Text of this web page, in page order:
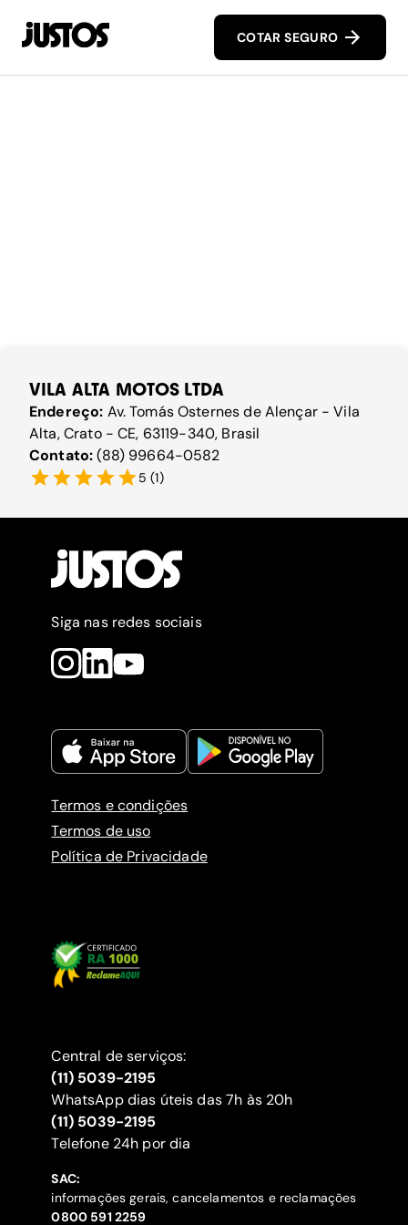
COTAR SEGURO
VILA ALTA MOTOS LTDA
Endereço: Av. Tomás Osternes de Alençar - Vila
Alta, Crato - CE, 63119-340, Brasil
Contato:(88) 99664-0582
5 (1)
Siga nas redes sociais
Termos e condições
Termos de uso
Política de Privacidade
Central de serviços:
(11) 5039-2195
WhatsApp dias úteis das 7h às 20h
(11) 5039-2195
‍Telefone 24h por dia
SAC:
informações gerais, cancelamentos e reclamações
‍0800 591 2259